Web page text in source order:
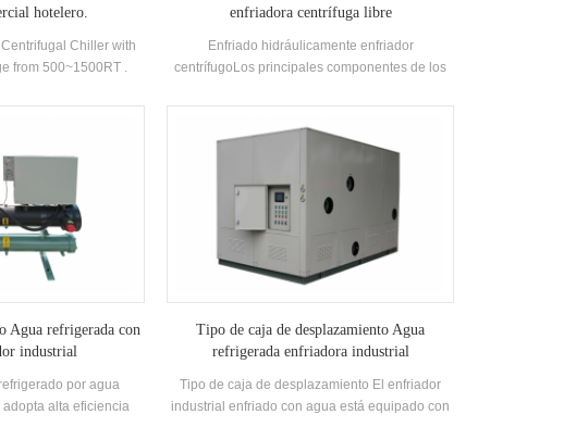
hotelero.
Chiller with
from 500~1500RT .
proof that once it’s
have to think about it
cost.
enfriadora centrífuga libre
Enfriado hidráulicamente enfriador
centrífugoLos principales componentes de los
polos Compresores centrífugos, tipo rociado
(Falling-Film) Evaporadores, sistemas de
recirculación de líquidos refrigerantes, Tipo de
flash Economizadores y troncos de placa de
orificio Dispositivos. Aplicaciones: Se utiliza
principalmente en sistemas de aire
acondicionado central y enfriamiento del
proceso industrial
Agua refrigerada con
industrial
por agua
alta eficiencia
Tipo de caja de desplazamiento Agua
refrigerada enfriadora industrial
Tipo de caja de desplazamiento El enfriador
industrial enfriado con agua está equipado con